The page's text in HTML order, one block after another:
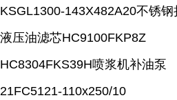
KSGL1300-143X482A20不锈钢
液压油滤芯HC9100FKP8Z
HC8304FKS39H喷浆机补油泵
21FC5121-110x250/10